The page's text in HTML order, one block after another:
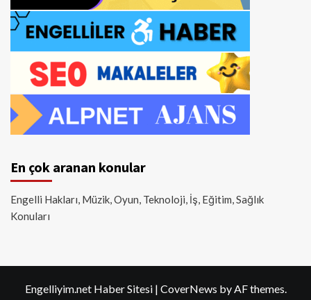
En çok aranan konular
Engelli Hakları, Müzik, Oyun, Teknoloji, İş, Eğitim, Sağlık
Konuları
Engelliyim.net Haber Sitesi | CoverNews by AF themes.